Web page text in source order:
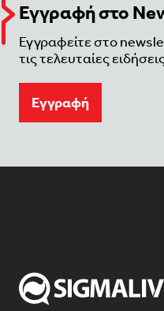
Εγγραφή στο
Εγγραφείτε στο
τις τελευταίες
Eγγραφή